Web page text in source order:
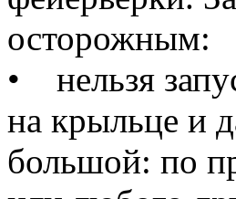
осторожным:
• нельзя
на крыльце и
большой: по